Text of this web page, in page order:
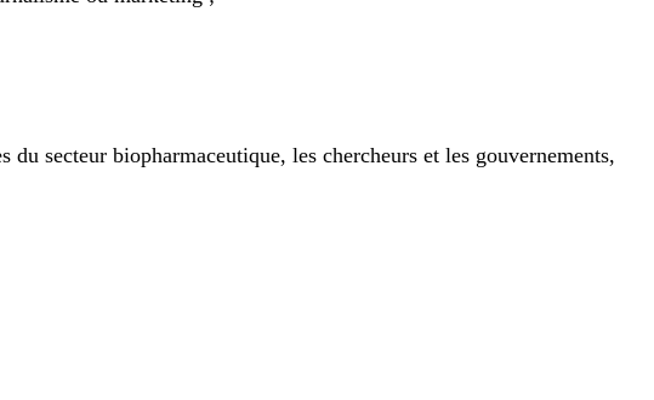
secteur biopharmaceutique, les chercheurs et les gouvernements,